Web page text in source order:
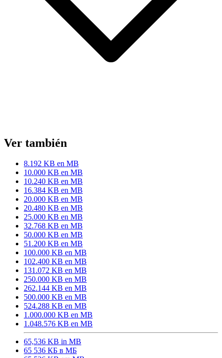
Ver también
8.192 KB en MB
10.000 KB en MB
10.240 KB en MB
16.384 KB en MB
20.000 KB en MB
20.480 KB en MB
25.000 KB en MB
32.768 KB en MB
50.000 KB en MB
51.200 KB en MB
100.000 KB en MB
102.400 KB en MB
131.072 KB en MB
250.000 KB en MB
262.144 KB en MB
500.000 KB en MB
524.288 KB en MB
1.000.000 KB en MB
1.048.576 KB en MB
65,536 KB in MB
65 536 КБ в МБ